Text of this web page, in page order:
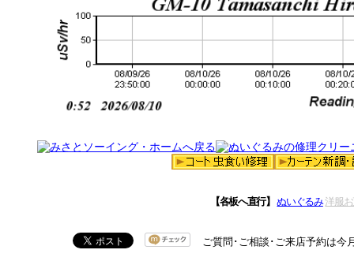
【各板へ直行】 ぬいぐるみ 洋服
ご質問･ご相談･ご来店予約は今